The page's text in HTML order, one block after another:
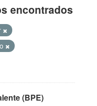
encontrados
(BPE)